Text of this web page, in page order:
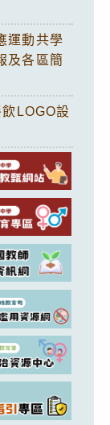
運動共學
及各區簡
LOGO設